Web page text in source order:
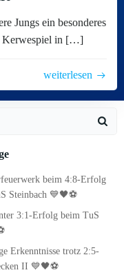
Jungs ein besonderes
Kerwespiel in […]
weiterlesen
beim 4:8-Erfolg
Steinbach 💙🖤⚽
3:1-Erfolg beim TuS
Erkenntnisse trotz 2:5-
II 💙🖤⚽